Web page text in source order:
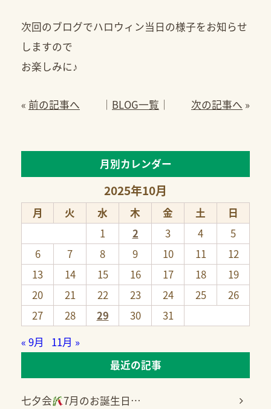
次回のブログでハロウィン当日の様子をお知らせ
しますので
お楽しみに♪
« 前の記事へ │ BLOG一覧 │ 次の記事へ »
月別カレンダー
2025年10月
月 火 水 木 金 土
日
1
2 3 4
5
6
7 8 9 10 11
12
13
14 15 16 17 18
19
20
21 22 23 24 25
26
27
28 29 30
31
« 9月
11月 »
最近の記事
七夕会 7月のお誕生日…